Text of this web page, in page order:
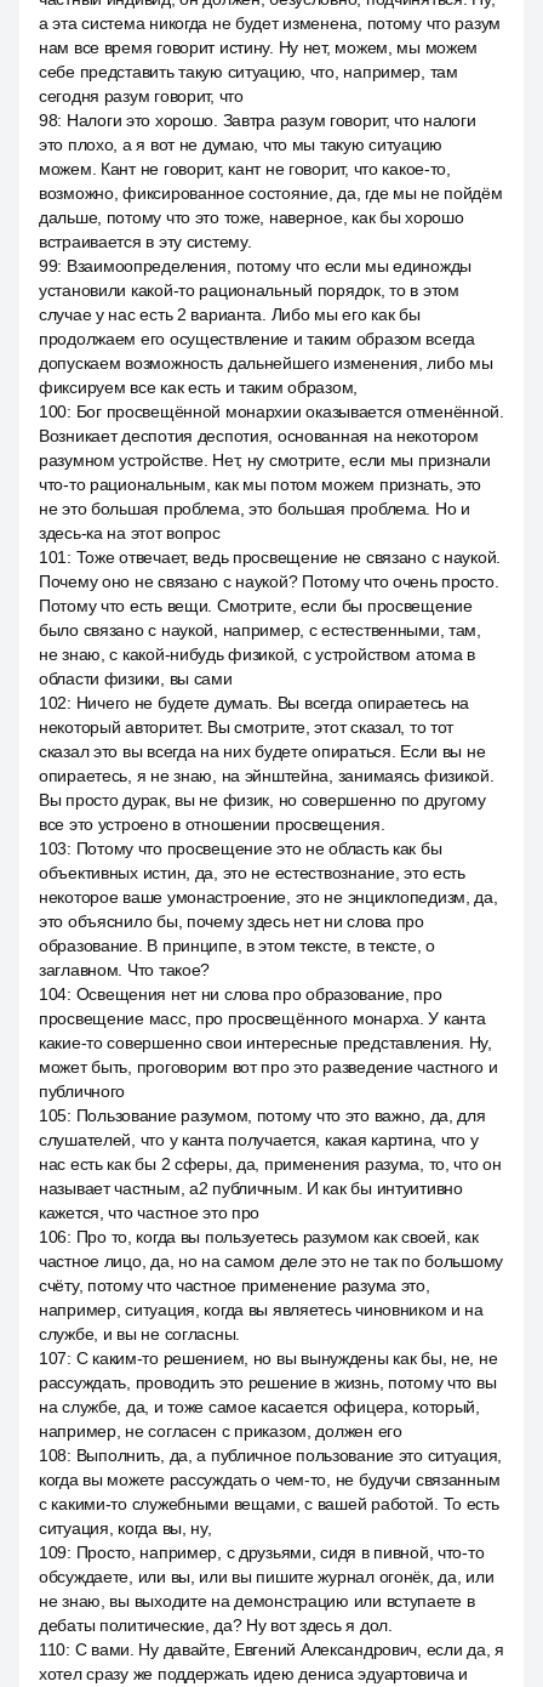
а эта система никогда не будет изменена, потому что разум
нам все время говорит истину. Ну нет, можем, мы можем
себе представить такую ситуацию, что, например, там
сегодня разум говорит, что
98: Налоги это хорошо. Завтра разум говорит, что налоги
это плохо, а я вот не думаю, что мы такую ситуацию
можем. Кант не говорит, кант не говорит, что какое-то,
возможно, фиксированное состояние, да, где мы не пойдём
дальше, потому что это тоже, наверное, как бы хорошо
встраивается в эту систему.
99: Взаимоопределения, потому что если мы единожды
установили какой-то рациональный порядок, то в этом
случае у нас есть 2 варианта. Либо мы его как бы
продолжаем его осуществление и таким образом всегда
допускаем возможность дальнейшего изменения, либо мы
фиксируем все как есть и таким образом,
100: Бог просвещённой монархии оказывается отменённой.
Возникает деспотия деспотия, основанная на некотором
разумном устройстве. Нет, ну смотрите, если мы признали
что-то рациональным, как мы потом можем признать, это
не это большая проблема, это большая проблема. Но и
здесь-ка на этот вопрос
101 : Тоже отвечает, ведь просвещение не связано с наукой.
Почему оно не связано с наукой? Потому что очень просто.
Потому что есть вещи. Смотрите, если бы просвещение
было связано с наукой, например, с естественными, там,
не знаю, с какой-нибудь физикой, с устройством атома в
области физики, вы сами
102: Ничего не будете думать. Вы всегда опираетесь на
некоторый авторитет. Вы смотрите, этот сказал, то тот
сказал это вы всегда на них будете опираться. Если вы не
опираетесь, я не знаю, на эйнштейна, занимаясь физикой.
Вы просто дурак, вы не физик, но совершенно по другому
все это устроено в отношении просвещения.
103: Потому что просвещение это не область как бы
объективных истин, да, это не естествознание, это есть
некоторое ваше умонастроение, это не энциклопедизм, да,
это объяснило бы, почему здесь нет ни слова про
образование. В принципе, в этом тексте, в тексте, о
заглавном. Что такое?
104: Освещения нет ни слова про образование, про
просвещение масс, про просвещённого монарха. У канта
какие-то совершенно свои интересные представления. Ну,
может быть, проговорим вот про это разведение частного и
публичного
105: Пользование разумом, потому что это важно, да, для
слушателей, что у канта получается, какая картина, что у
нас есть как бы 2 сферы, да, применения разума, то, что он
называет частным, a2 публичным. И как бы интуитивно
кажется, что частное это про
106: Про то, когда вы пользуетесь разумом как своей, как
частное лицо, да, но на самом деле это не так по большому
счёту, потому что частное применение разума это,
например, ситуация, когда вы являетесь чиновником и на
службе, и вы не согласны.
107: С каким-то решением, но вы вынуждены как бы, не, не
рассуждать, проводить это решение в жизнь, потому что вы
на службе, да, и тоже самое касается офицера, который,
например, не согласен с приказом, должен его
108: Выполнить, да, а публичное пользование это ситуация,
когда вы можете рассуждать о чем-то, не будучи связанным
с какими-то служебными вещами, с вашей работой. То есть
ситуация, когда вы, ну,
109: Просто, например, с друзьями, сидя в пивной, что-то
обсуждаете, или вы, или вы пишите журнал огонёк, да, или
не знаю, вы выходите на демонстрацию или вступаете в
дебаты политические, да? Ну вот здесь я дол.
110: С вами. Ну давайте, Евгений Александрович, если да, я
хотел сразу же поддержать идею дениса эдуартовича и